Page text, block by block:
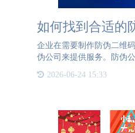
如何找到合适的
企业在需要制作防伪二维
伪公司来提供服务。防伪
的技术，能够为企业量身
品的真伪能够被快速且准
2026-06-24 15:33